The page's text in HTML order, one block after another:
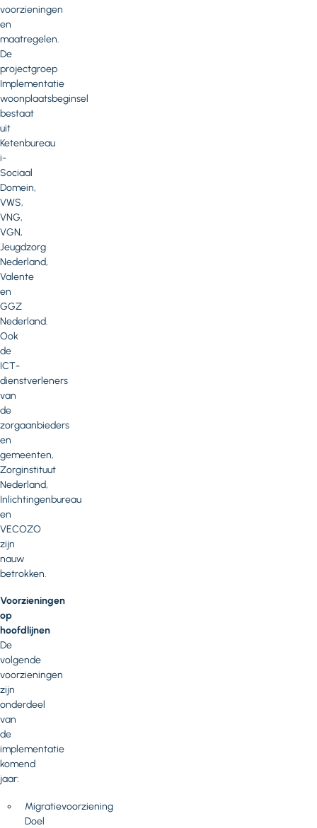
voorzieningen
en
maatregelen.
De
projectgroep
Implementatie
woonplaatsbeginsel
bestaat
uit
Ketenbureau
i-
Sociaal
Domein,
VWS,
VNG,
VGN,
Jeugdzorg
Nederland,
Valente
en
GGZ
Nederland.
Ook
de
ICT-
dienstverleners
van
de
zorgaanbieders
en
gemeenten,
Zorginstituut
Nederland,
Inlichtingenbureau
en
VECOZO
zijn
nauw
betrokken.
Voorzieningen
op
hoofdlijnen
De
volgende
voorzieningen
zijn
onderdeel
van
de
implementatie
komend
jaar:
Migratievoorziening
Doel